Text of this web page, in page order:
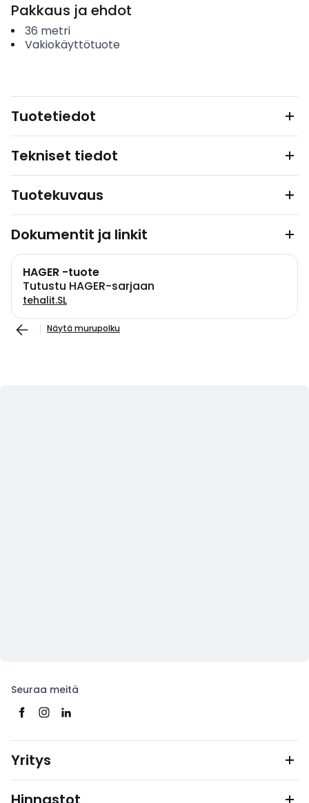
Pakkaus ja ehdot
36 metri
Vakiokäyttötuote
Tuotetiedot
Tekniset tiedot
Tuotekuvaus
Dokumentit ja linkit
HAGER -tuote
Tutustu HAGER-sarjaan
tehalit.SL
Näytä murupolku
Seuraa meitä
Yritys